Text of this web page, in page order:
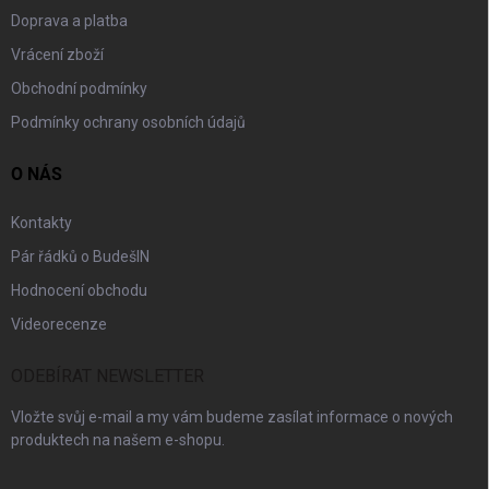
Doprava a platba
Vrácení zboží
Obchodní podmínky
Podmínky ochrany osobních údajů
O NÁS
Kontakty
Pár řádků o BudešIN
Hodnocení obchodu
Videorecenze
Vložte svůj e-mail a my vám budeme zasílat informace o nových
produktech na našem e-shopu.